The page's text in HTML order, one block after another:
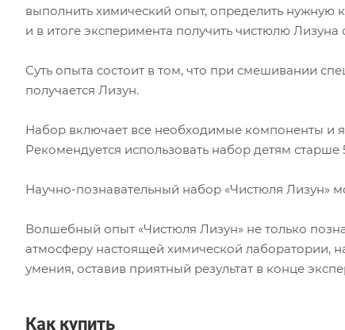
выполнить химический опыт, определить нужную
и в итоге эксперимента получить чистюлю Лизуна
Суть опыта состоит в том, что при смешивании
получается Лизун.
Набор включает все необходимые компоненты и
Рекомендуется использовать набор детям
Научно-познавательный набор «Чистюля Лизун»
Волшебный опыт «Чистюля Лизун» не только
атмосферу настоящей химической лаборатории,
умения, оставив приятный результат в конце
Как купить